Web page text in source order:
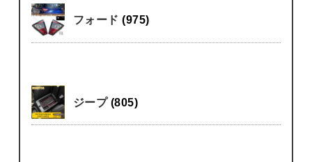
フォード(975)
ジープ (805)